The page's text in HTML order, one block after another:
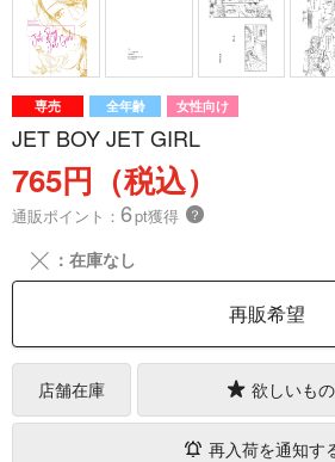
専売 全年齢 女性向け
JET BOY JET GIRL
765円（税込）
通販ポイント： 6pt獲得 ？
╳ ：在庫なし
再販希望
店舗在庫 欲しいも
再入荷を通知す